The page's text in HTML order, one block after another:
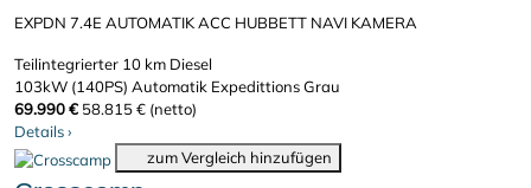
EXPDN 7.4E AUTOMATIK ACC HUBBETT NAVI KAMERA
Teilintegrierter 10 km Diesel
103kW (140PS) Automatik Expedittions Grau
69.990 € 58.815 € (netto)
Details›
zum Vergleich hinzufügen